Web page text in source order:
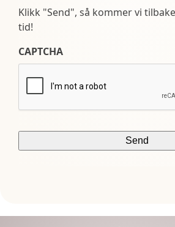
Klikk "Send", så kommer vi
tid!
CAPTCHA